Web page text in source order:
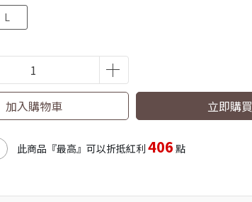
L
加入購物車 立即購買
此商品『最高』可以折抵紅利 406 點